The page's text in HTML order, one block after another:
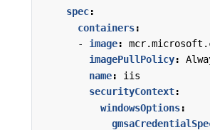
spec:
containers:
- image:
imagePullPolicy:
name:
iis
securityContext:
windowsOptions: